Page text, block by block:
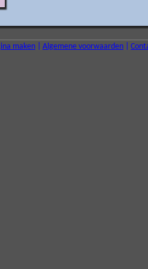
maken| Algemene voorwaarden|